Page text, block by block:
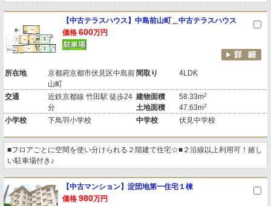
【中古テラスハウス】中島前山町＿中古テラスハウス
価格 600万円
所在地
京都府京都市伏見区中島前
山町
間取り 4LDK
交通
近鉄京都線 竹田駅 徒歩24
分
建物面積
土地面積
58.33m2
47.63m2
小学校 下鳥羽小学校 中学校 伏見中学校
■フロアごとに空間を使い分けられる２階建て住宅☆■２沿線以上利用可！嬉し
い駐車場付き♪
【中古マンション】淀団地第一住宅１棟
価格 980万円